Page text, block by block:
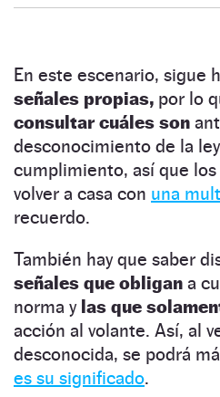
En este escenario, sigue
señales propias, por lo
consultar cuáles son
desconocimiento de la
cumplimiento, así que
volver a casa con una
recuerdo.
También hay que saber
señales que obligan a
norma ylas que
acción al volante. Así, al
desconocida, se podrá
es su significado.